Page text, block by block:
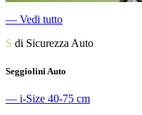
― Vedi tutto
S di Sicurezza Auto
Seggiolini Auto
― i-Size 40-75 cm